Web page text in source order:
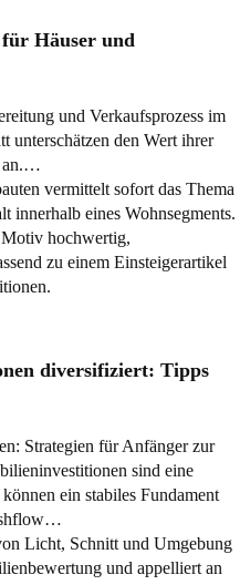
Häuser und
und Verkaufsprozess im
unterschätzen den Wert ihrer
an.…
diversifiziert: Tipps
Strategien für Anfänger zur
sind eine
ein stabiles Fundament